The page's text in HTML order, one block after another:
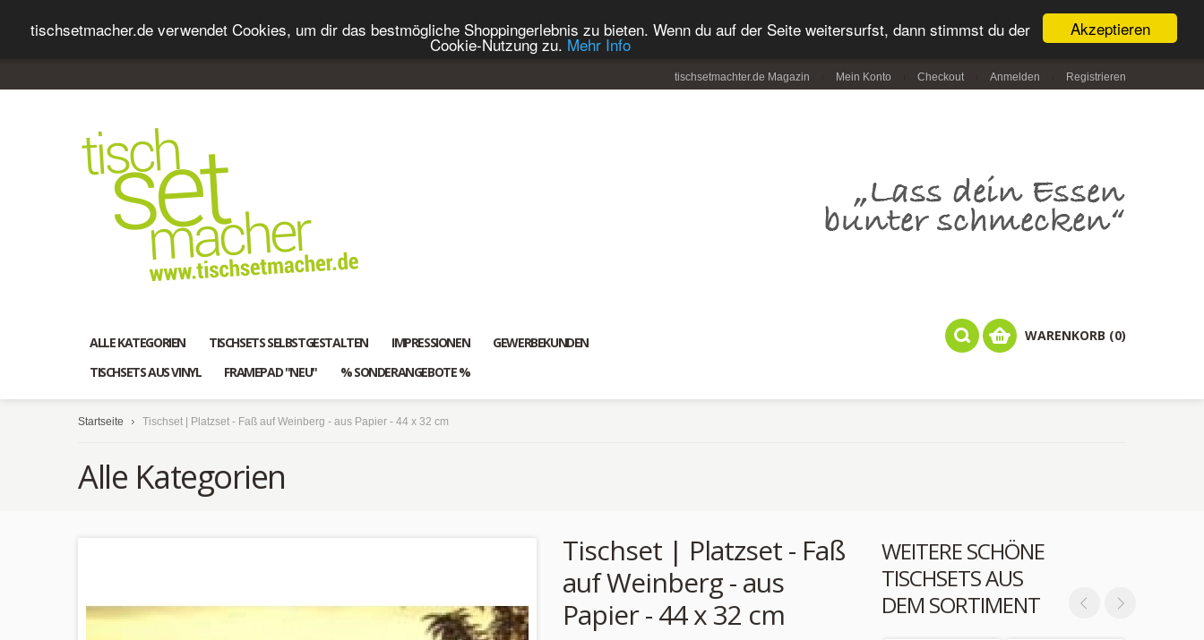
Akzeptieren
tischsetmacher.de verwendet Cookies, um dir das bestmögliche Shoppingerlebnis zu bieten. Wenn du auf der Seite weitersurfst, dann stimmst du der
Cookie-Nutzung zu. Mehr Info
tischsetmachter.de Magazin Mein Konto Checkout Anmelden Registrieren
ALLE KATEGORIEN TISCHSETS SELBSTGESTALTEN IMPRESSIONEN
GEWERBEKUNDEN
TISCHSETS AUS VINYL
FRAMEPAD "NEU" % SONDERANGEBOTE %
WARENKORB (0)
Startseite Tischset | Platzset - Faß auf Weinberg - aus Papier - 44 x 32 cm
Alle Kategorien
WEITERE SCHÖNE
TISCHSETS AUS
DEM SORTIMENT
Tischset | Platzset - Faß
auf Weinberg - aus
Papier - 44 x 32 cm